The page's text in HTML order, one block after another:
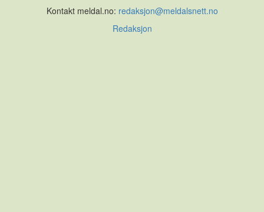
Kontakt meldal.no: redaksjon@meldalsnett.no
Redaksjon